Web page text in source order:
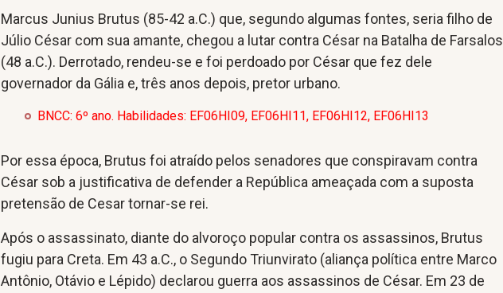
Marcus Junius Brutus (85-42 a.C.) que, segundo algumas fontes, seria filho de
Júlio César com sua amante, chegou a lutar contra César na Batalha de Farsalos
(48 a.C.). Derrotado, rendeu-se e foi perdoado por César que fez dele
governador da Gália e, três anos depois, pretor urbano.
BNCC: 6º ano. Habilidades: EF06HI09, EF06HI11, EF06HI12, EF06HI13
Por essa época, Brutus foi atraído pelos senadores que conspiravam contra
César sob a justificativa de defender a República ameaçada com a suposta
pretensão de Cesar tornar-se rei.
Após o assassinato, diante do alvoroço popular contra os assassinos, Brutus
fugiu para Creta. Em 43 a.C., o Segundo Triunvirato (aliança política entre Marco
Antônio, Otávio e Lépido) declarou guerra aos assassinos de César. Em 23 de